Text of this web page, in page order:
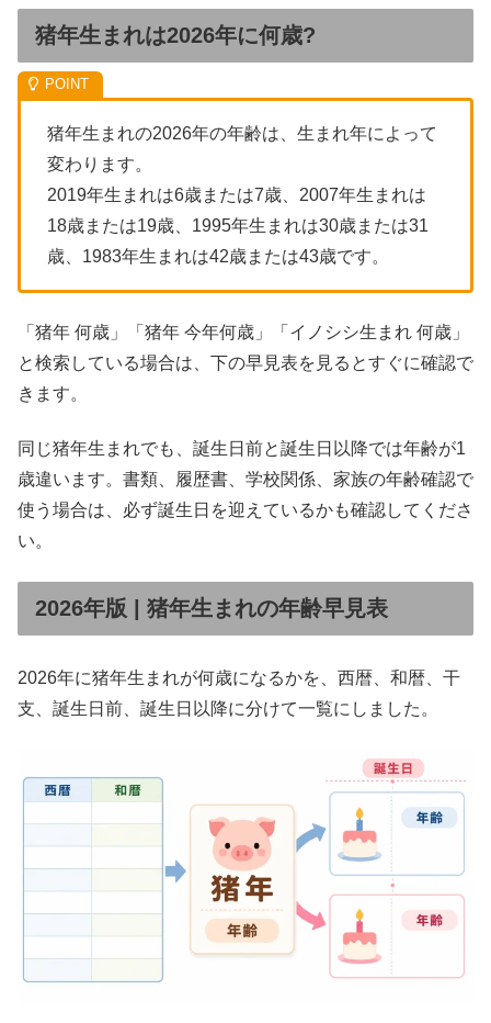
猪年生まれは2026年に何歳?
猪年生まれの2026年の年齢は、生まれ年によって
変わります。
2019年生まれは6歳または7歳、2007年生まれは
18歳または19歳、1995年生まれは30歳または31
歳、1983年生まれは42歳または43歳です。
「猪年 何歳」「猪年 今年何歳」「イノシシ生まれ 何歳」
と検索している場合は、下の早見表を見るとすぐに確認で
きます。
同じ猪年生まれでも、誕生日前と誕生日以降では年齢が1
歳違います。書類、履歴書、学校関係、家族の年齢確認で
使う場合は、必ず誕生日を迎えているかも確認してくださ
い。
2026年版 | 猪年生まれの年齢早見表
2026年に猪年生まれが何歳になるかを、西暦、和暦、干
支、誕生日前、誕生日以降に分けて一覧にしました。